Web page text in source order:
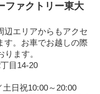
ファクトリー東大
辺エリアからもアクセ
す。お車でお越しの際
ます。
目14-20
日祝10:00～20:00